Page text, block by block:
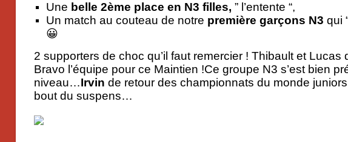
Une belle 2ème place en N3 filles, ” l’entente “,
Un match au couteau de notre première garçons N3 qui
😀
2 supporters de choc qu’il faut remercier ! Thibault et
Bravo l’équipe pour ce Maintien !Ce groupe N3 s’est bien
niveau…Irvin de retour des championnats du monde
bout du suspens…